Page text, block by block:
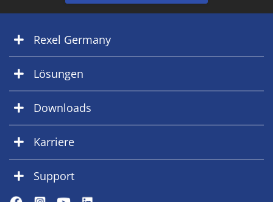
Rexel Germany
Lösungen
Downloads
Karriere
Support